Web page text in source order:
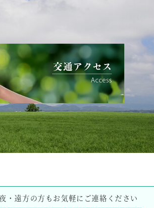
・遠方の方もお気軽にご連絡ください